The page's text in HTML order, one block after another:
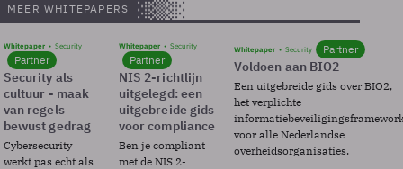
MEER WHITEPAPERS
Whitepaper Security
Partner
Security als
cultuur - maak
van regels
bewust gedrag
Cybersecurity
werkt pas echt als
Whitepaper Security
Partner
NIS 2-richtlijn
uitgelegd: een
uitgebreide gids
voor compliance
Ben je compliant
met de NIS 2-
Whitepaper Security Partner
Voldoen aan BIO2
Een uitgebreide gids over BIO2,
het verplichte
voor alle Nederlandse
overheidsorganisaties.